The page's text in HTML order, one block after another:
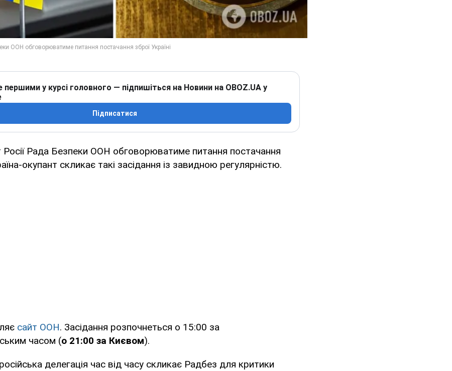
першими у курсі головного — підпишіться на Новини на OBOZ.UA у
Підписатися
Росії Рада Безпеки ООН обговорюватиме питання постачання
окупант скликає такі засідання із завидною регулярністю.
сайт ООН. Засідання розпочнеться о 15:00 за
часом (о 21:00 за Києвом).
делегація час від часу скликає Радбез для критики